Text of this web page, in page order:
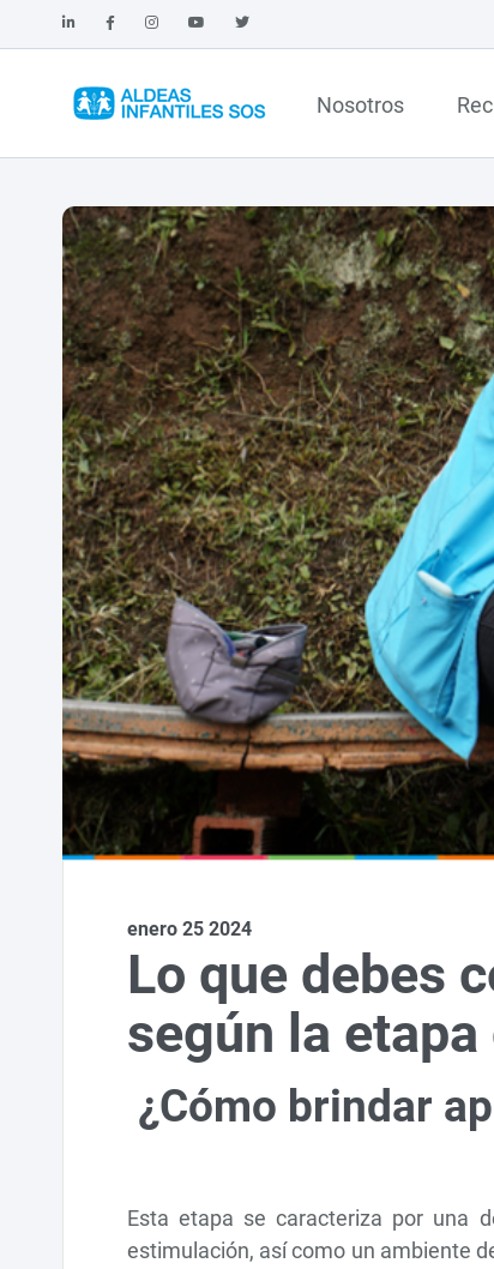
Nosotros
enero 25 2024
Lo que debes
según la
¿Cómo brindar
Esta etapa se caracteriza por una
estimulación, así como un ambiente